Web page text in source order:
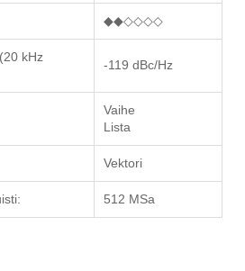
◆◆◇◇◇◇
kHz
-119 dBc/Hz
Vaihe
Lista
Vektori
512 MSa